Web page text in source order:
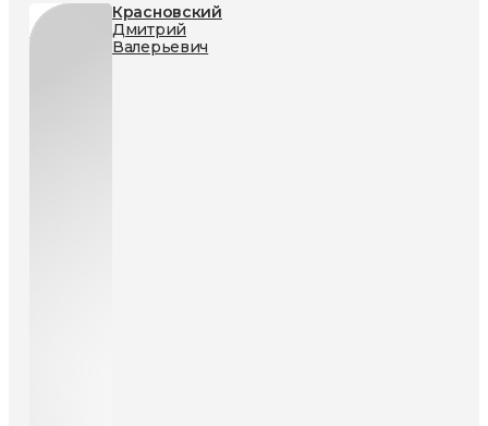
Красновский
Дмитрий
Валерьевич